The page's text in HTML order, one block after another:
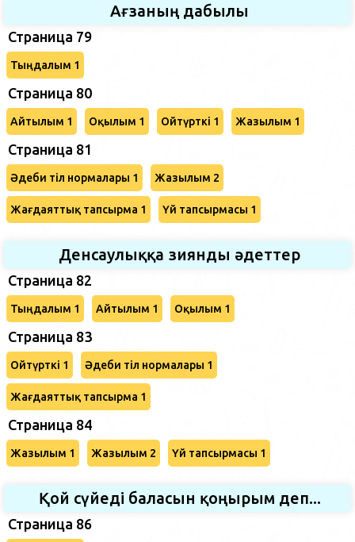
Ағзаның дабылы
Страница 79
Тыңдалым 1
Страница 80
Айтылым 1 Оқылым 1 Ойтүрткі 1 Жазылым 1
Страница 81
Әдеби тіл нормалары 1 Жазылым 2
Жағдаяттық тапсырма 1 Үй тапсырмасы 1
Денсаулыққа зиянды әдеттер
Страница 82
Тыңдалым 1 Айтылым 1 Оқылым 1
Страница 83
Ойтүрткі 1 Әдеби тіл нормалары 1
Жағдаяттық тапсырма 1
Страница 84
Жазылым 1 Жазылым 2 Үй тапсырмасы 1
Қой сүйеді баласын қоңырым деп...
Страница 86